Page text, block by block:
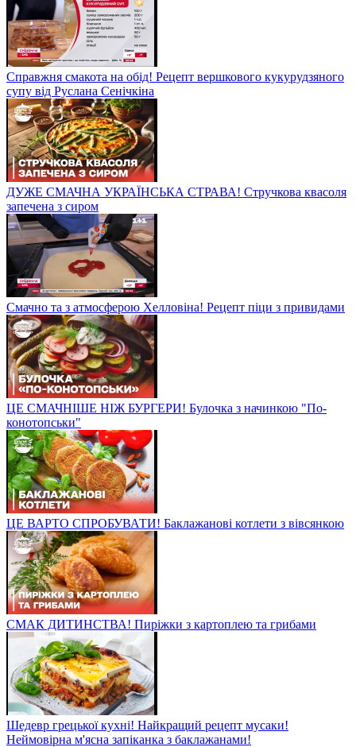
Справжня смакота на обід! Рецепт вершкового кукурудзяного
супу від Руслана Сенічкіна
ДУЖЕ СМАЧНА УКРАЇНСЬКА СТРАВА! Стручкова квасоля
запечена з сиром
Смачно та з атмосферою Хелловіна! Рецепт піци з привидами
ЦЕ СМАЧНІШЕ НІЖ БУРГЕРИ! Булочка з начинкою "По-
конотопськи"
ЦЕ ВАРТО СПРОБУВАТИ! Баклажанові котлети з вівсянкою
СМАК ДИТИНСТВА! Пиріжки з картоплею та грибами
Шедевр грецької кухні! Найкращий рецепт мусаки!
Неймовірна м'ясна запіканка з баклажанами!